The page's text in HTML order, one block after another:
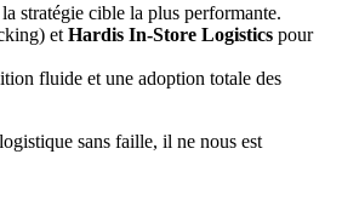
stratégie cible la plus performante.
et Hardis In-Store Logistics pour
fluide et une adoption totale des
sans faille, il ne nous est